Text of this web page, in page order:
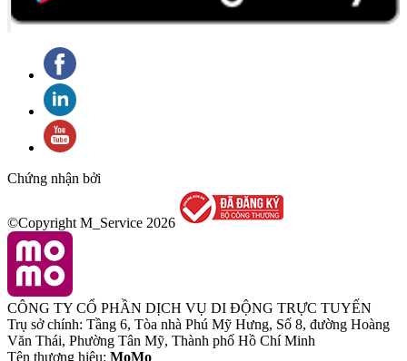
Chứng nhận bởi
©Copyright M_Service 2026
CÔNG TY CỔ PHẦN DỊCH VỤ DI ĐỘNG TRỰC TUYẾN
Trụ sở chính: Tầng 6, Tòa nhà Phú Mỹ Hưng, Số 8, đường Hoàng
Văn Thái, Phường Tân Mỹ, Thành phố Hồ Chí Minh
Tên thương hiệu: MoMo